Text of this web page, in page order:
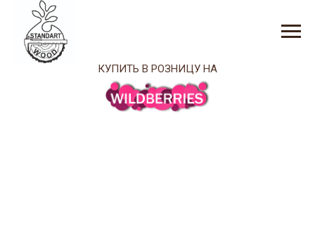
КУПИТЬ В РОЗНИЦУ НА